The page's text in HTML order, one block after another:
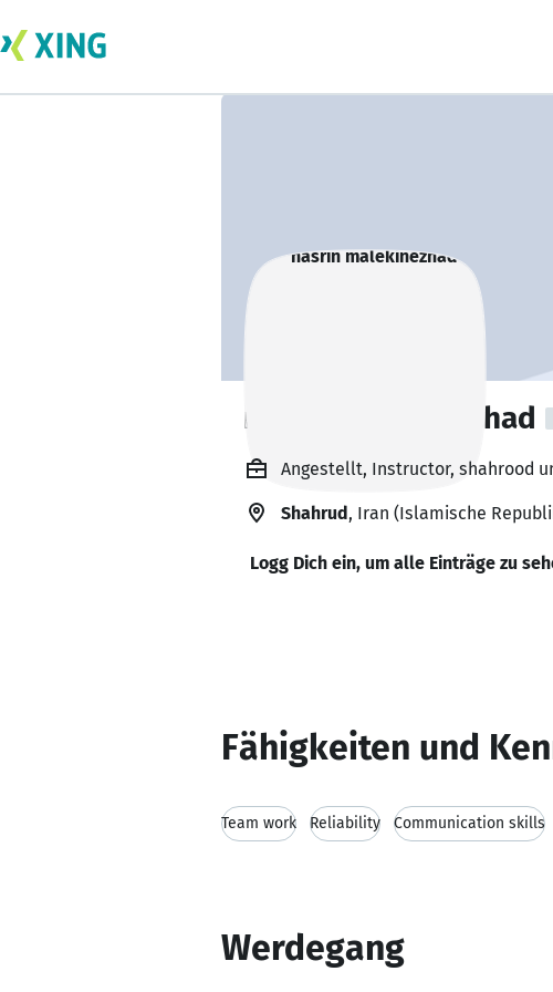
nasrin malekinezhad
Angestellt, Instructor, shahrood
Shahrud, Iran (Islamische
Logg Dich ein, um alle Einträge zu
Fähigkeiten und
Team work Reliability Communication skills
Werdegang